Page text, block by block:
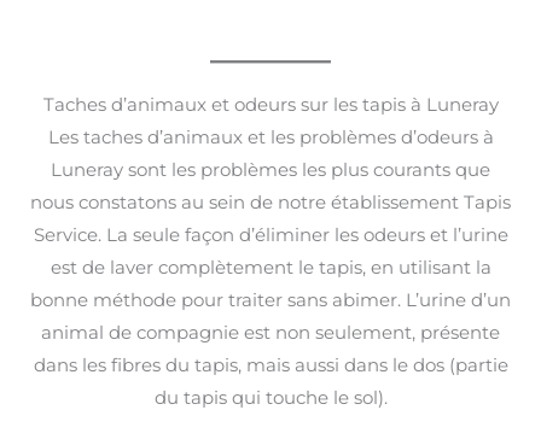
Taches d’animaux et odeurs sur les tapis à Luneray
Les taches d’animaux et les problèmes d’odeurs à
Luneray sont les problèmes les plus courants que
nous constatons au sein de notre établissement Tapis
Service. La seule façon d’éliminer les odeurs et l’urine
est de laver complètement le tapis, en utilisant la
bonne méthode pour traiter sans abimer. L’urine d’un
animal de compagnie est non seulement, présente
dans les fibres du tapis, mais aussi dans le dos (partie
du tapis qui touche le sol).